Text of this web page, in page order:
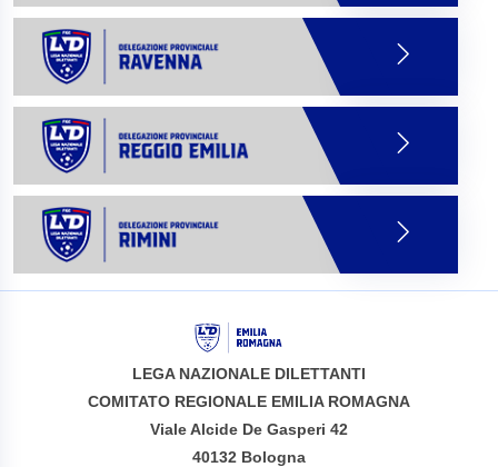
LEGA NAZIONALE DILETTANTI
COMITATO REGIONALE EMILIA ROMAGNA
Viale Alcide De Gasperi 42
40132 Bologna